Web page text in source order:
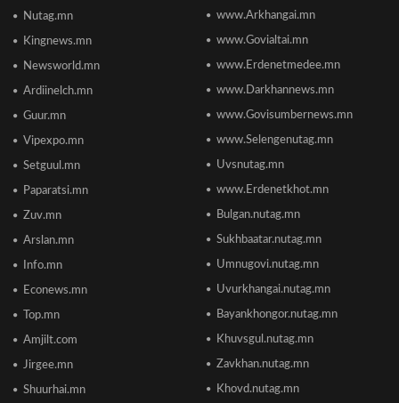
улсаас 67-рт бичигджээ
ТӨВҮҮДИЙН БАЙРШИЛ
2026/06/17 12:20
Отгонтэнгэр хайрханы тахилгад оролцохоор
ирж буй иргэдийн анхааралд
2026/06/16 15:28
Парламент хар тамхины хэргийн ялын
2026/06/16 15:49
Ши Жиньпин Монголд айлчилна
Nutag.mn
Kingnews.mn
Newsworld.mn
Ardiinelch.mn
Guur.mn
Vipexpo.mn
Setguul.mn
Paparatsi.mn
Zuv.mn
Arslan.mn
Info.mn
Econews.mn
Top.mn
Amjilt.com
Jirgee.mn
Shuurhai.mn
www.Arkhangai.mn
www.Govialtai.mn
www.Erdenetmedee.mn
www.Darkhannews.mn
www.Govisumbernews.mn
www.Selengenutag.mn
Uvsnutag.mn
www.Erdenetkhot.mn
Bulgan.nutag.mn
Sukhbaatar.nutag.mn
Umnugovi.nutag.mn
Uvurkhangai.nutag.mn
Bayankhongor.nutag.mn
Khuvsgul.nutag.mn
Zavkhan.nutag.mn
Khovd.nutag.mn